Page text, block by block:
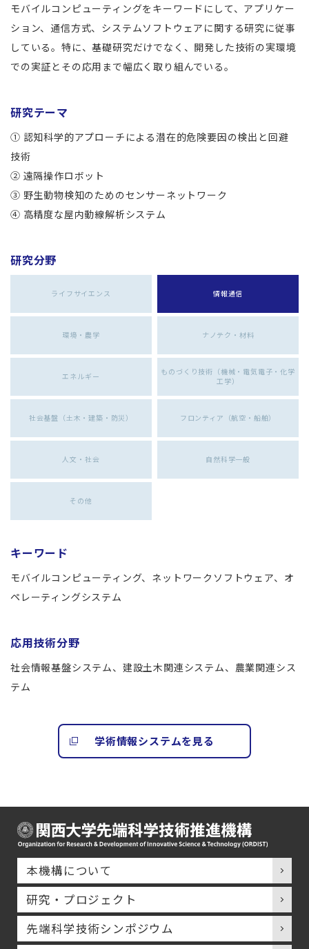
モバイルコンピューティングをキーワードにして、アプリケー
ション、通信方式、システムソフトウェアに関する研究に従事
している。特に、基礎研究だけでなく、開発した技術の実環境
での実証とその応用まで幅広く取り組んでいる。
研究テーマ
① 認知科学的アプローチによる潜在的危険要因の検出と回避
技術
② 遠隔操作ロボット
③ 野生動物検知のためのセンサーネットワーク
④ 高精度な屋内動線解析システム
研究分野
ライフサイエンス 情報通信
環境・農学 ナノテク・材料
エネルギー
ものづくり技術（機械・電気電子・化学
工学）
社会基盤（土木・建築・防災） フロンティア（航空・船舶）
人文・社会 自然科学一般
その他
キーワード
モバイルコンピューティング、ネットワークソフトウェア、オ
ペレーティングシステム
応用技術分野
社会情報基盤システム、建設土木関連システム、農業関連シス
テム
学術情報システムを見る
本機構について
研究・プロジェクト
先端科学技術シンポジウム